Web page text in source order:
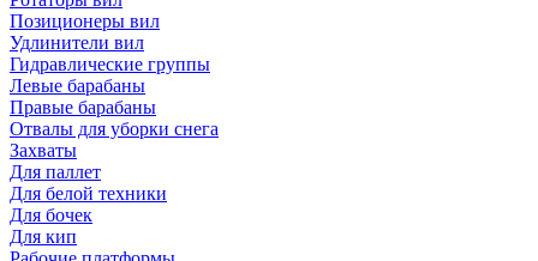
Позиционеры вил
Удлинители вил
Гидравлические группы
Левые барабаны
Правые барабаны
Отвалы для уборки снега
Захваты
Для паллет
Для белой техники
Для бочек
Для кип